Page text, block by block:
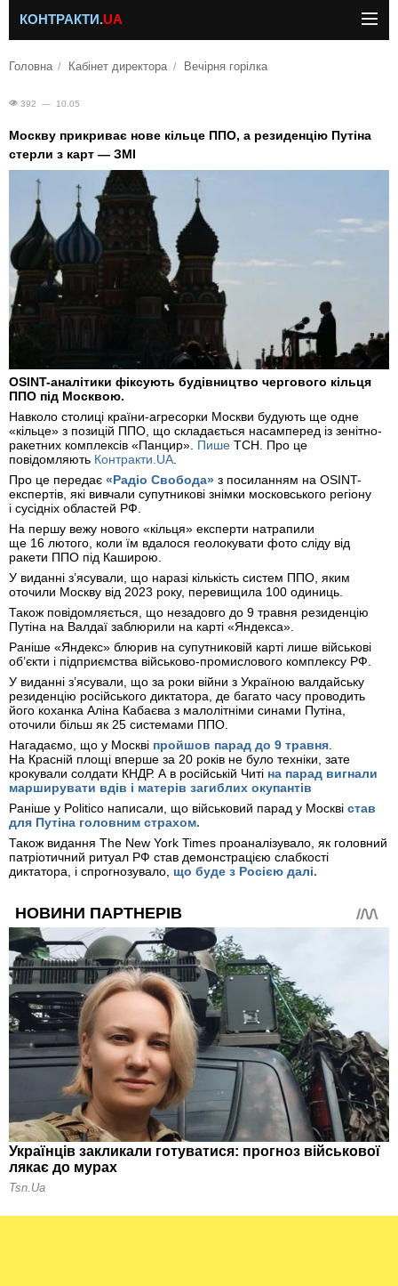
КОНТРАКТИ.UA
Головна Кабінет директора Вечірня горілка
392 — 10.05
Москву прикриває нове кільце ППО, а резиденцію Путіна
стерли з карт — ЗМІ
OSINT-аналітики фіксують будівництво чергового кільця
ППО під Москвою.
Навколо столиці країни-агресорки Москви будують ще одне
«кільце» з позицій ППО, що складається насамперед із зенітно-
ракетних комплексів «Панцир». Пише ТСН. Про це
повідомляють Контракти.UA.
Про це передає «Радіо Свобода» з посиланням на OSINT-
експертів, які вивчали супутникові знімки московського регіону
і сусідніх областей РФ.
На першу вежу нового «кільця» експерти натрапили
ще 16 лютого, коли їм вдалося геолокувати фото сліду від
ракети ППО під Каширою.
У виданні з’ясували, що наразі кількість систем ППО, яким
оточили Москву від 2023 року, перевищила 100 одиниць.
Також повідомляється, що незадовго до 9 травня резиденцію
Путіна на Валдаї заблюрили на карті «Яндекса».
Раніше «Яндекс» блюрив на супутниковій карті лише військові
об’єкти і підприємства військово-промислового комплексу РФ.
У виданні з’ясували, що за роки війни з Україною валдайську
резиденцію російського диктатора, де багато часу проводить
його коханка Аліна Кабаєва з малолітніми синами Путіна,
оточили більш як 25 системами ППО.
Нагадаємо, що у Москві пройшов парад до 9 травня.
На Красній площі вперше за 20 років не було техніки, зате
крокували солдати КНДР. А в російській Читі на парад вигнали
марширувати вдів і матерів загиблих окупантів
Раніше у Politico написали, що військовий парад у Москві став
для Путіна головним страхом.
Також видання The New York Times проаналізувало, як головний
патріотичний ритуал РФ став демонстрацією слабкості
диктатора, і спрогнозувало, що буде з Росією далі.